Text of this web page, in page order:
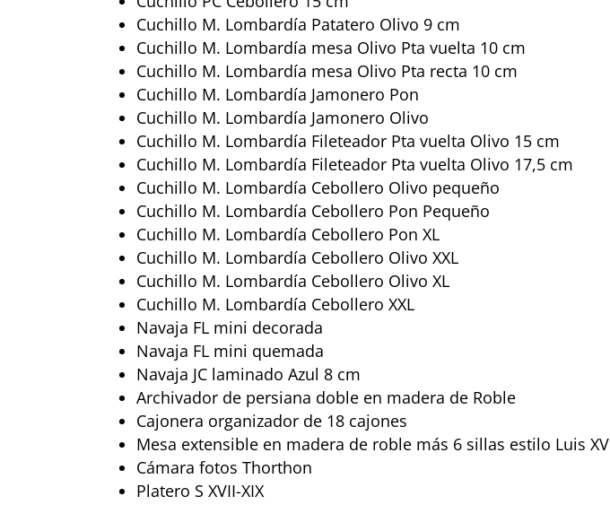
Cuchillo M. Lombardía Patatero Olivo 9 cm
Cuchillo M. Lombardía mesa Olivo Pta vuelta 10 cm
Cuchillo M. Lombardía mesa Olivo Pta recta 10 cm
Cuchillo M. Lombardía Jamonero Pon
Cuchillo M. Lombardía Jamonero Olivo
Cuchillo M. Lombardía Fileteador Pta vuelta Olivo 15 cm
Cuchillo M. Lombardía Fileteador Pta vuelta Olivo 17,5 cm
Cuchillo M. Lombardía Cebollero Olivo pequeño
Cuchillo M. Lombardía Cebollero Pon Pequeño
Cuchillo M. Lombardía Cebollero Pon XL
Cuchillo M. Lombardía Cebollero Olivo XXL
Cuchillo M. Lombardía Cebollero Olivo XL
Cuchillo M. Lombardía Cebollero XXL
Navaja FL mini decorada
Navaja FL mini quemada
Navaja JC laminado Azul 8 cm
Archivador de persiana doble en madera de Roble
Cajonera organizador de 18 cajones
Mesa extensible en madera de roble más 6 sillas estilo Luis XV
Cámara fotos Thorthon
Platero S XVII-XIX